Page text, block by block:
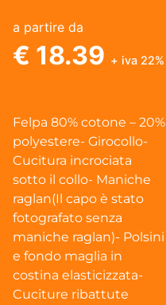
a partire da
€ 18.39 + iva 22%
Felpa 80% cotone – 20%
polyestere- Girocollo-
Cucitura incrociata
sotto il collo- Maniche
raglan(Il capo è stato
fotografato senza
maniche raglan)- Polsini
e fondo maglia in
costina elasticizzata-
Cuciture ribattute